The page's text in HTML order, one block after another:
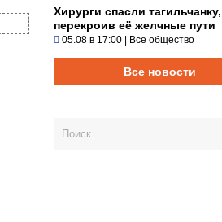
Хирурги спасли тагильчанку,
перекроив её желчные пути
05.08 в 17:00 | Все общество
Все новости